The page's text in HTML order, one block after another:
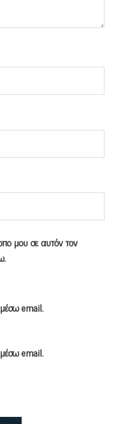
μου σε αυτόν τον
email.
email.